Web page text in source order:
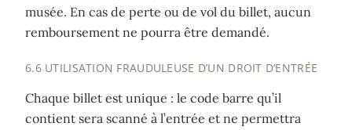
musée. En cas de perte ou de vol du billet, aucun
remboursement ne pourra être demandé.
6.6 UTILISATION FRAUDULEUSE D’UN DROIT D’ENTRÉE
Chaque billet est unique : le code barre qu’il
contient sera scanné à l’entrée et ne permettra